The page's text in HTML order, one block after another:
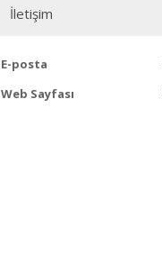
İletişim
E-posta
Web Sayfası